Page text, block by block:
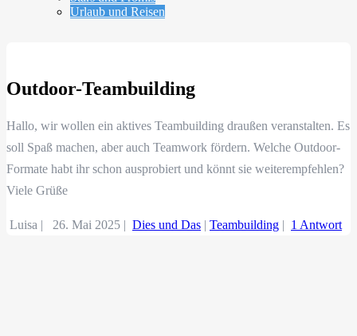
Urlaub und Reisen
Outdoor-Teambuilding
Hallo, wir wollen ein aktives Teambuilding draußen veranstalten. Es
soll Spaß machen, aber auch Teamwork fördern. Welche Outdoor-
Formate habt ihr schon ausprobiert und könnt sie weiterempfehlen?
Viele Grüße
Luisa | 26. Mai 2025 | Dies und Das | Teambuilding | 1 Antwort